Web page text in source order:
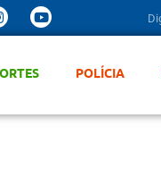
POLÍCIA